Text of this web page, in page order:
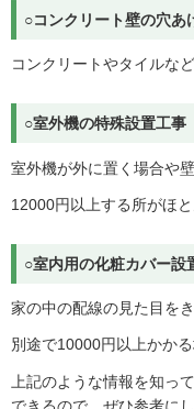
○コンクリート壁の穴あ
コンクリートやタイルな
○室外機の特殊設置工事
室外機が外に置く場合や
12000円以上する所がほと
○室内用の化粧カバー設
家の中の配線の見た目を
別途で10000円以上かかる
上記のような情報を知っ
できるので、ぜひ参考に